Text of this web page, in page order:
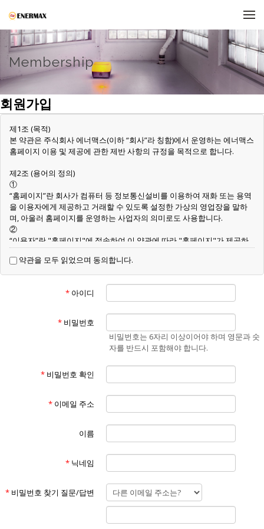
Membership
회원가입
제1조 (목적)
본 약관은 주식회사 에너맥스(이하 “회사”라 칭함)에서 운영하는 에너맥스
홈페이지 이용 및 제공에 관한 제반 사항의 규정을 목적으로 합니다.
제2조 (용어의 정의)
①
“홈페이지”란 회사가 컴퓨터 등 정보통신설비를 이용하여 재화 또는 용역
을 이용자에게 제공하고 거래할 수 있도록 설정한 가상의 영업장을 말하
며, 아울러 홈페이지를 운영하는 사업자의 의미로도 사용합니다.
②
“이용자”란 "홈페이지"에 접속하여 이 약관에 따라 "홈페이지"가 제공하
는 서비스를 받는 회원 및 비회원을 말합니다.
③
“회원”이라 함은 "홈페이지"에 개인정보를 제공하여 회원등록을 한 자로
서, "홈페이지"의 정보를 지속적으로 제공받으며 "홈페이지"가 제공하는
서비스를 계속적으로 이용할 수 있는 자를 말합니다.
“비회원”이라 함은 회원에 가입하지 않고 "홈페이지"가 제공하는 서비스
를 이용하는 자를 말합니다.
“게시물”이라 함은 회원이 홈페이지를 이용함에 있어서 홈페이지에 게시
한 부호,문자,음성,음향,화상,동영상 등의 정보 형태의 글,사진,동영상 및
각종 파일과 링크 등을 의미합니다.
본 약관은 "홈페이지"의 서비스 화면(www.에너맥스.com)에 게시하거나
홈페이지는 불가피한 여건이나 사정이 있을 경우 약관을 변경할 수 있으
며 변경할 경우, 적용일자 및 개정사유를 명시하여 현행약관과 함께 "홈페
이지"의 초기화면에 7일 이전부터 적용일자 전까지 공지합니다. 단, 회원
소로(회원이 "홈페이지"에 제출한 전자우편 주소) 개정약관을 발송하여
통지해야 합니다.
"홈페이지"가 전항에 따라 개정약관을 공지 또는 통지 하면서 회원에게 7
약관을 모두 읽었으며 동의합니다.
* 아이디
* 비밀번호
비밀번호는 6자리 이상이어야 하며 영문과 숫
자를 반드시 포함해야 합니다.
* 비밀번호 확인
* 이메일 주소
이름
* 닉네임
* 비밀번호 찾기 질문/답변